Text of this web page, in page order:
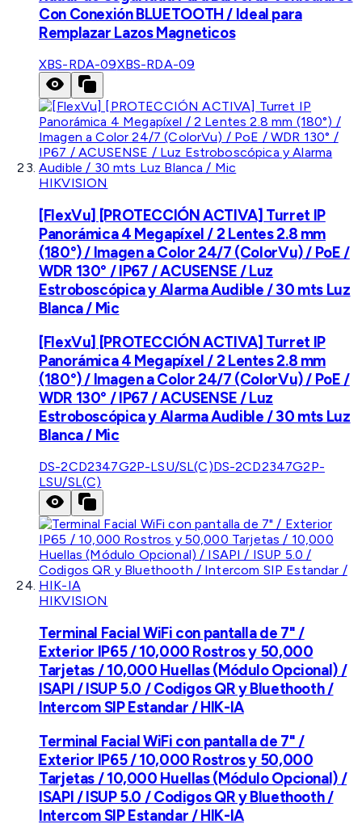
Con Conexión BLUETOOTH / Ideal para
Remplazar Lazos Magneticos
XBS-RDA-09XBS-RDA-09
HIKVISION
[FlexVu] [PROTECCIÓN ACTIVA] Turret IP
Panorámica 4 Megapíxel / 2 Lentes 2.8 mm
(180°) / Imagen a Color 24/7 (ColorVu) / PoE /
WDR 130° / IP67 / ACUSENSE / Luz
Estroboscópica y Alarma Audible / 30 mts Luz
Blanca / Mic
[FlexVu] [PROTECCIÓN ACTIVA] Turret IP
Panorámica 4 Megapíxel / 2 Lentes 2.8 mm
(180°) / Imagen a Color 24/7 (ColorVu) / PoE /
WDR 130° / IP67 / ACUSENSE / Luz
Estroboscópica y Alarma Audible / 30 mts Luz
Blanca / Mic
DS-2CD2347G2P-LSU/SL(C)DS-2CD2347G2P-
LSU/SL(C)
HIKVISION
Terminal Facial WiFi con pantalla de 7" /
Exterior IP65 / 10,000 Rostros y 50,000
Tarjetas / 10,000 Huellas (Módulo Opcional) /
ISAPI / ISUP 5.0 / Codigos QR y Bluethooth /
Intercom SIP Estandar / HIK-IA
Terminal Facial WiFi con pantalla de 7" /
Exterior IP65 / 10,000 Rostros y 50,000
Tarjetas / 10,000 Huellas (Módulo Opcional) /
ISAPI / ISUP 5.0 / Codigos QR y Bluethooth /
Intercom SIP Estandar / HIK-IA